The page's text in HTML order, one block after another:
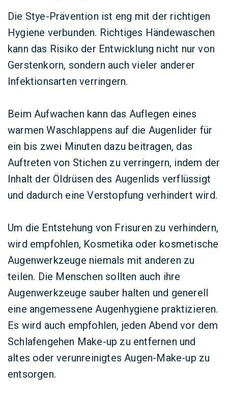
Die Stye-Prävention ist eng mit der richtigen
Hygiene verbunden. Richtiges Händewaschen
kann das Risiko der Entwicklung nicht nur von
Gerstenkorn, sondern auch vieler anderer
Infektionsarten verringern.
Beim Aufwachen kann das Auflegen eines
warmen Waschlappens auf die Augenlider für
ein bis zwei Minuten dazu beitragen, das
Auftreten von Stichen zu verringern, indem der
Inhalt der Öldrüsen des Augenlids verflüssigt
und dadurch eine Verstopfung verhindert wird.
Um die Entstehung von Frisuren zu verhindern,
wird empfohlen, Kosmetika oder kosmetische
Augenwerkzeuge niemals mit anderen zu
teilen. Die Menschen sollten auch ihre
Augenwerkzeuge sauber halten und generell
eine angemessene Augenhygiene praktizieren.
Es wird auch empfohlen, jeden Abend vor dem
Schlafengehen Make-up zu entfernen und
altes oder verunreinigtes Augen-Make-up zu
entsorgen.